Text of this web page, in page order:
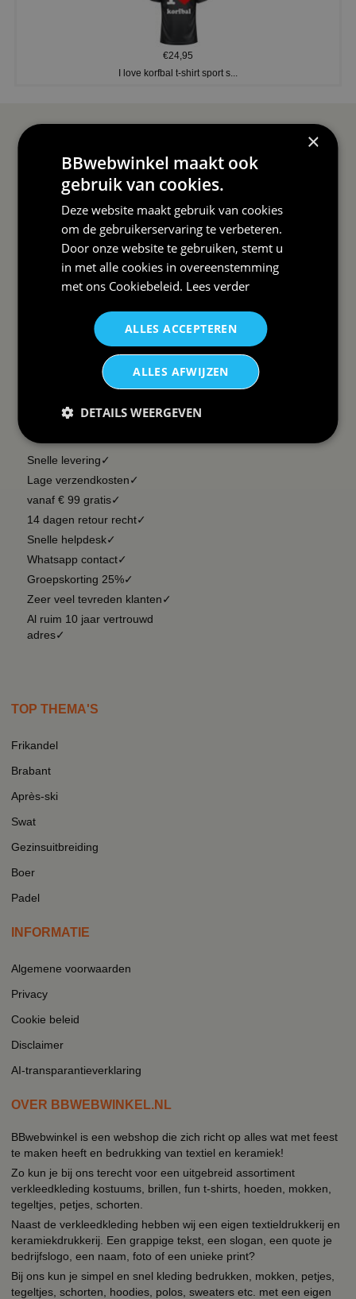
€24,95
I love korfbal t-shirt sport s...
Contact
Order Status
Retouren & Annuleren
Wij verzenden Postnl
DAAROM
Snelle levering✓
Lage verzendkosten✓
vanaf € 99 gratis✓
14 dagen retour recht✓
Snelle helpdesk✓
Whatsapp contact✓
Groepskorting 25%✓
Zeer veel tevreden klanten✓
Al ruim 10 jaar vertrouwd
adres✓
Overzicht rubrieken
Wat vinden klanten van ons
RSS
TOP THEMA'S
Frikandel
Brabant
Après-ski
Swat
Gezinsuitbreiding
Boer
Padel
INFORMATIE
Algemene voorwaarden
Privacy
Cookie beleid
Disclaimer
AI-transparantieverklaring
OVER BBWEBWINKEL.NL
BBwebwinkel is een webshop die zich richt op alles wat met feest
te maken heeft en bedrukking van textiel en keramiek!
Zo kun je bij ons terecht voor een uitgebreid assortiment
verkleedkleding kostuums, brillen, fun t-shirts, hoeden, mokken,
tegeltjes, petjes, schorten.
Naast de verkleedkleding hebben wij een eigen textieldrukkerij en
keramiekdrukkerij. Een grappige tekst, een slogan, een quote je
bedrijfslogo, een naam, foto of een unieke print?
Bij ons kun je simpel en snel kleding bedrukken, mokken, petjes,
tegeltjes, schorten, hoodies, polos, sweaters etc. met een eigen
×
BBwebwinkel maakt ook
gebruik van cookies.
Deze website maakt gebruik van cookies
om de gebruikerservaring te verbeteren.
Door onze website te gebruiken, stemt u
in met alle cookies in overeenstemming
met ons Cookiebeleid. Lees verder
ALLES ACCEPTEREN
ALLES AFWIJZEN
DETAILS WEERGEVEN